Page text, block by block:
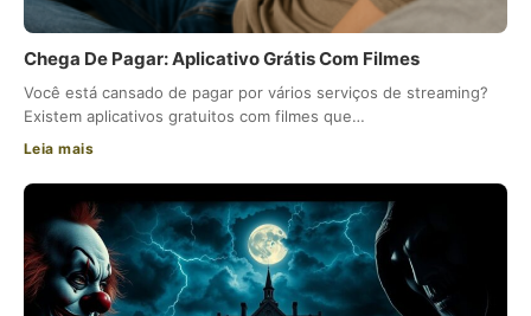
Chega De Pagar: Aplicativo Grátis Com Filmes
Você está cansado de pagar por vários serviços de streaming?
Existem aplicativos gratuitos com filmes que…
Leia mais